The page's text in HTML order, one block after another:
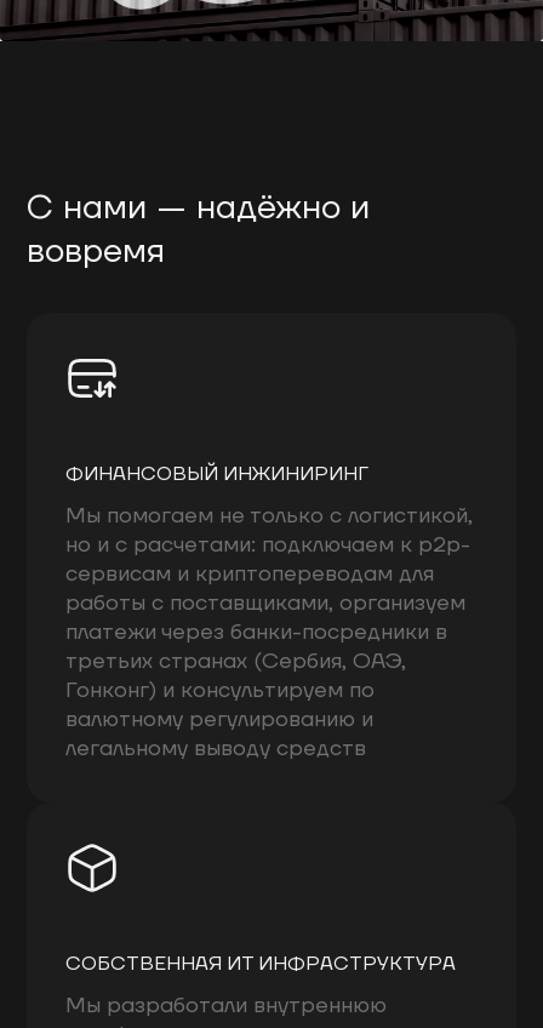
С нами — надёжно и
вовремя
ФИНАНСОВЫЙ ИНЖИНИРИНГ
Мы помогаем не только с логистикой,
но и с расчетами: подключаем к p2p-
сервисам и криптопереводам для
работы с поставщиками, организуем
платежи через банки-посредники в
третьих странах (Сербия, ОАЭ,
Гонконг) и консультируем по
валютному регулированию и
легальному выводу средств
СОБСТВЕННАЯ ИТ ИНФРАСТРУКТУРА
Мы разработали внутреннюю